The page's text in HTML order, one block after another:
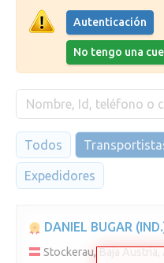
Autenticación
No tengo una
Todos
Expedidores
DANIEL BUGAR
Stockerau, Baja Austria,